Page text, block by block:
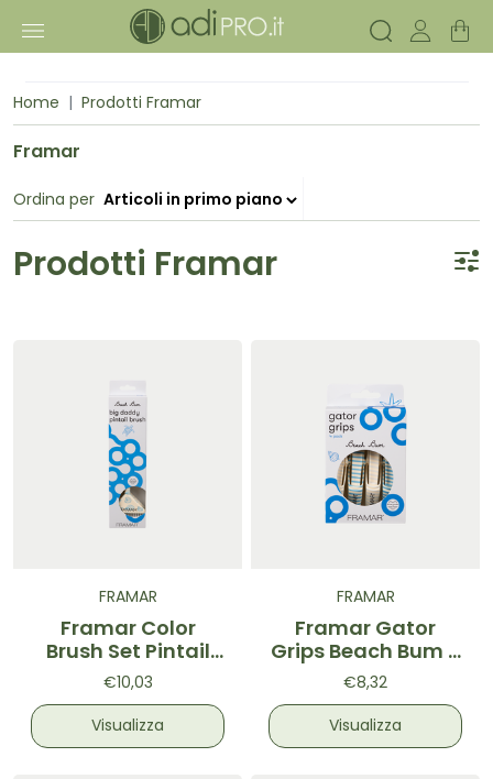
Home Prodotti Framar
Framar
Ordina per
Prodotti Framar
FRAMAR
Framar Color
Brush Set Pintail
Beach Bum - Set
Pennelli colore per
capelli 2pz.
€10,03
Visualizza
FRAMAR
Framar Gator
Grips Beach Bum -
Mollette per capelli
per servizio colore
4pz.
€8,32
Visualizza